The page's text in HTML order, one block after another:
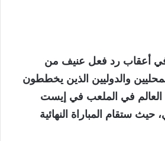
أعقاب رد فعل عنيف من
والدوليين الذين يخططون
في الملعب في إيست
ستقام المباراة النهائية